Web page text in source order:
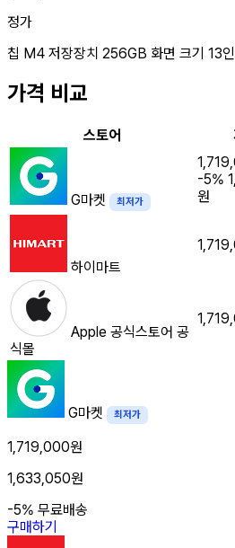
정가
칩 M4 저장장치 256GB 화면 크기 13
가격 비교
스토어
G마켓 최저가
-5%
원
하이마트
Apple 공식스토어 공
식몰
G마켓 최저가
1,719,000원
1,633,050원
-5% 무료배송
구매하기